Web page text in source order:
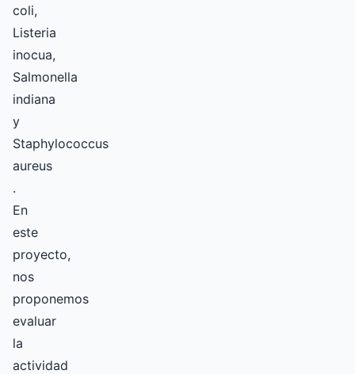
coli,
Listeria
inocua,
Salmonella
indiana
y
Staphylococcus
aureus
.
En
este
proyecto,
nos
proponemos
evaluar
la
actividad